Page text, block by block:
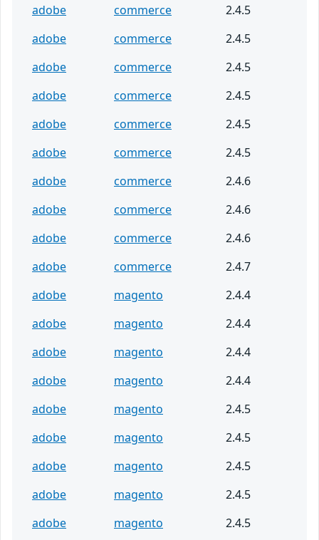
adobe commerce
2.4.5
adobe
commerce
2.4.5
adobe
commerce
2.4.5
adobe
commerce
2.4.5
adobe
commerce
2.4.5
adobe
commerce
2.4.5
adobe
commerce
2.4.6
adobe
commerce
2.4.6
adobe
commerce
2.4.6
adobe
commerce
2.4.7
adobe
magento
2.4.4
adobe
magento
2.4.4
adobe
magento
2.4.4
adobe
magento
2.4.4
adobe
magento
2.4.5
adobe
magento
2.4.5
adobe
magento
2.4.5
adobe
magento
2.4.5
adobe
magento
2.4.5